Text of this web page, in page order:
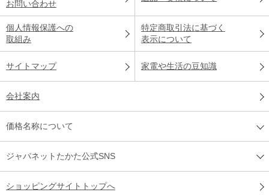
お問い合わせ
個人情報保護への
取組み
特定商取引法に基づく
表示について
サイトマップ 家電や生活の豆知識
会社案内
価格名称について
ジャパネットたかた公式SNS
ショッピングサイトトップへ